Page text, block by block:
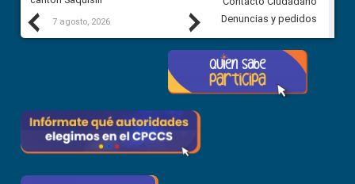
Previous
7 agosto, 2026 7 agosto, 2026
Next
Denuncias y pedidos